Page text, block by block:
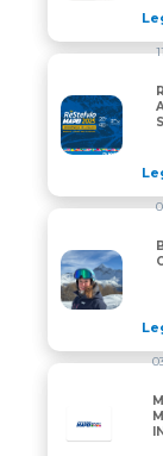
RE
BANDO